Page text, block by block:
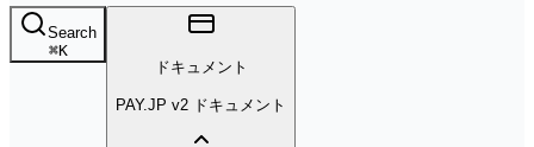
Search
⌘K
ドキュメント
PAY.JP v2 ドキュメント